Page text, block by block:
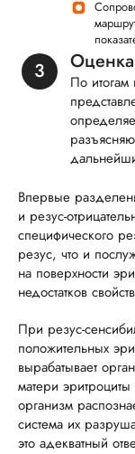
Оценка
По
Впервые
и резус-
специфического
резус, что и
на поверхности
недостатков
При резус-
положительных
вырабатывает
матери
организм
система их
это адекватный